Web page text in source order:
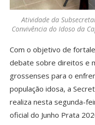
Atividade da
Convivência do Idoso da
Com o objetivo de
debate sobre direitos e
grossenses para o
população idosa, a
realiza nesta segunda-
oficial do Junho Prata